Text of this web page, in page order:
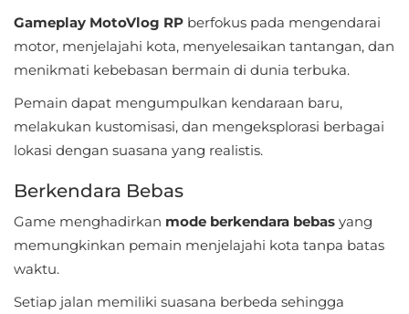
Word
Apps
Art
Vehicles
Beauty
Gameplay MotoVlog RP berfokus pada mengendarai
motor, menjelajahi kota, menyelesaikan tantangan, dan
menikmati kebebasan bermain di dunia terbuka.
Pemain dapat mengumpulkan kendaraan baru,
melakukan kustomisasi, dan mengeksplorasi berbagai
lokasi dengan suasana yang realistis.
Berkendara Bebas
Game menghadirkan mode berkendara bebas yang
memungkinkan pemain menjelajahi kota tanpa batas
waktu.
Setiap jalan memiliki suasana berbeda sehingga